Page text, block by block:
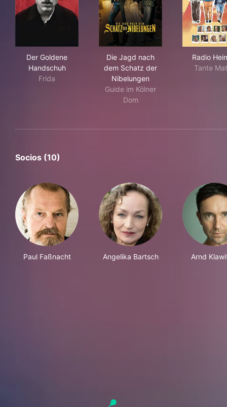
Der Goldene
Handschuh
Frida
Die Jagd nach
dem Schatz der
Nibelungen
Guide im Kölner
Dom
Radio
Tante
Socios (10)
Paul Faßnacht Angelika Bartsch Arnd